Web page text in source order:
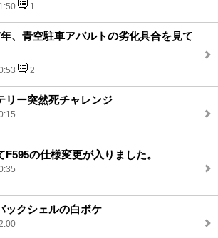
1
、青空駐車アバルトの劣化具合を見て
2
リー突然死チャレンジ
F595の仕様変更が入りました。
ックシェルの白ボケ